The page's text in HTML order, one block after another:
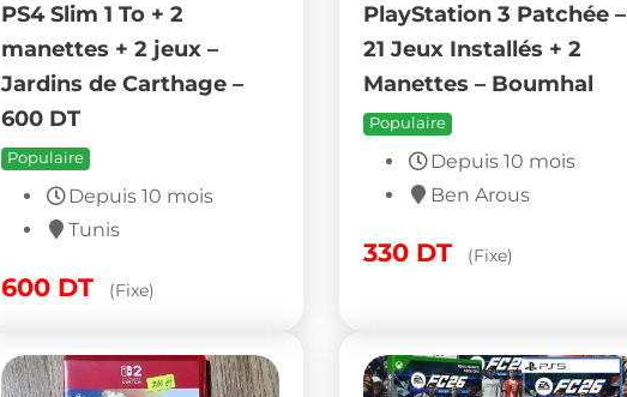
PS4 Slim 1 To + 2
manettes + 2 jeux –
Jardins de Carthage –
600 DT
Populaire
Depuis 10 mois
Tunis
600 DT (Fixe)
PlayStation 3 Patchée –
21 Jeux Installés + 2
Manettes – Boumhal
Populaire
Depuis 10 mois
Ben Arous
330 DT (Fixe)